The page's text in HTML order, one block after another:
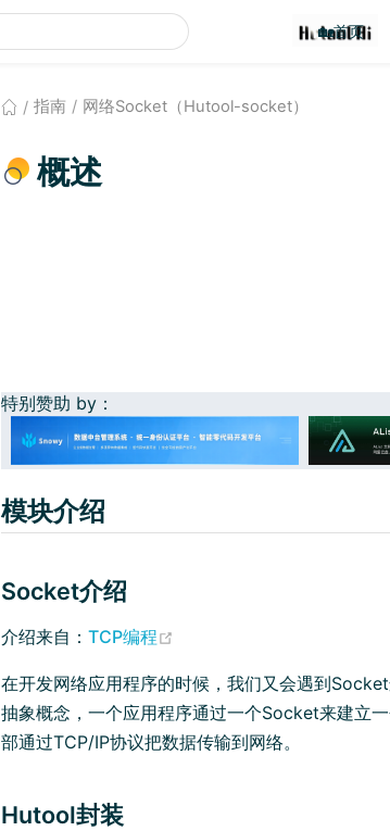
(opens new window)
🏡首页
指南 网络Socket（Hutool-socket）
概述
特别赞助 by：
模块介绍
Socket介绍
介绍来自： TCP编程
在开发网络应用程序的时候，我们又会遇到
抽象概念，一个应用程序通过一个Socket来建立
部通过TCP/IP协议把数据传输到网络。
Hutool封装